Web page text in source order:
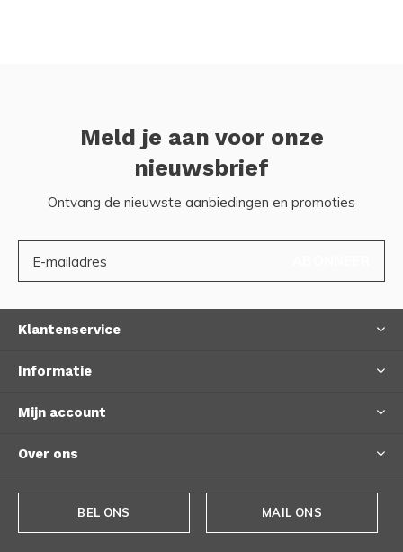
Meld je aan voor onze
nieuwsbrief
Ontvang de nieuwste aanbiedingen en promoties
Klantenservice
Informatie
Mijn account
Over ons
BEL ONS MAIL ONS